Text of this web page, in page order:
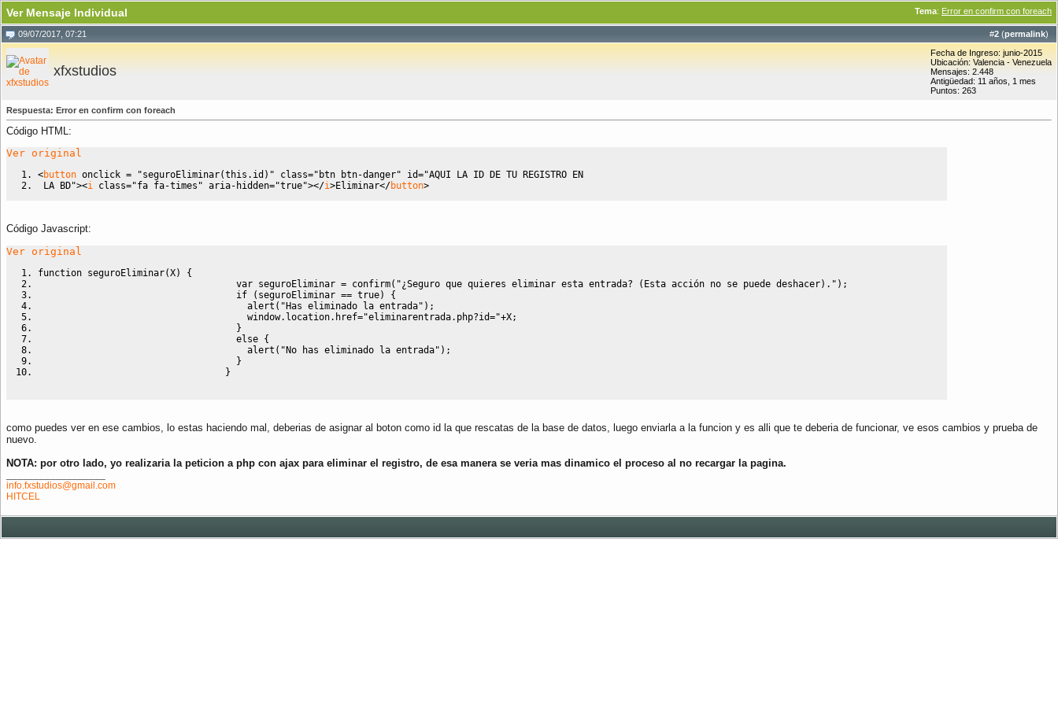
Tema: Error en confirm con foreach
Ver Mensaje Individual
#2 (permalink)
09/07/2017, 07:21
xfxstudios
Fecha de Ingreso: junio-2015
Ubicación: Valencia - Venezuela
Mensajes: 2.448
Antigüedad: 11 años, 1 mes
Puntos: 263
Respuesta: Error en confirm con foreach
Código HTML:
Ver original
<button onclick = "seguroEliminar(this.id)" class="btn btn-danger" id="AQUI LA ID DE TU REGISTRO EN
LA BD"><i class="fa fa-times" aria- hidden="true"></i>Eliminar</button>
Código Javascript:
Ver original
function seguroEliminar(X)
{
var seguroEliminar = confirm( "¿Seguro que quieres eliminar esta entrada? (Esta acción no se puede deshacer)." ) ;
if
( seguroEliminar == true)
{
alert ( "Has eliminado la entrada" ) ;
window. location. href="eliminarentrada.php?id="+X;
}
else {
alert ( "No has eliminado la entrada" ) ;
}
}
como puedes ver en ese cambios, lo estas haciendo mal, deberias de asignar al boton como id la que rescatas de la base de datos, luego enviarla a la funcion y es alli que te deberia de funcionar, ve esos cambios y prueba de
nuevo.
NOTA: por otro lado, yo realizaria la peticion a php con ajax para eliminar el registro, de esa manera se veria mas dinamico el proceso al no recargar la pagina.
info.fxstudios@gmail.com
HITCEL